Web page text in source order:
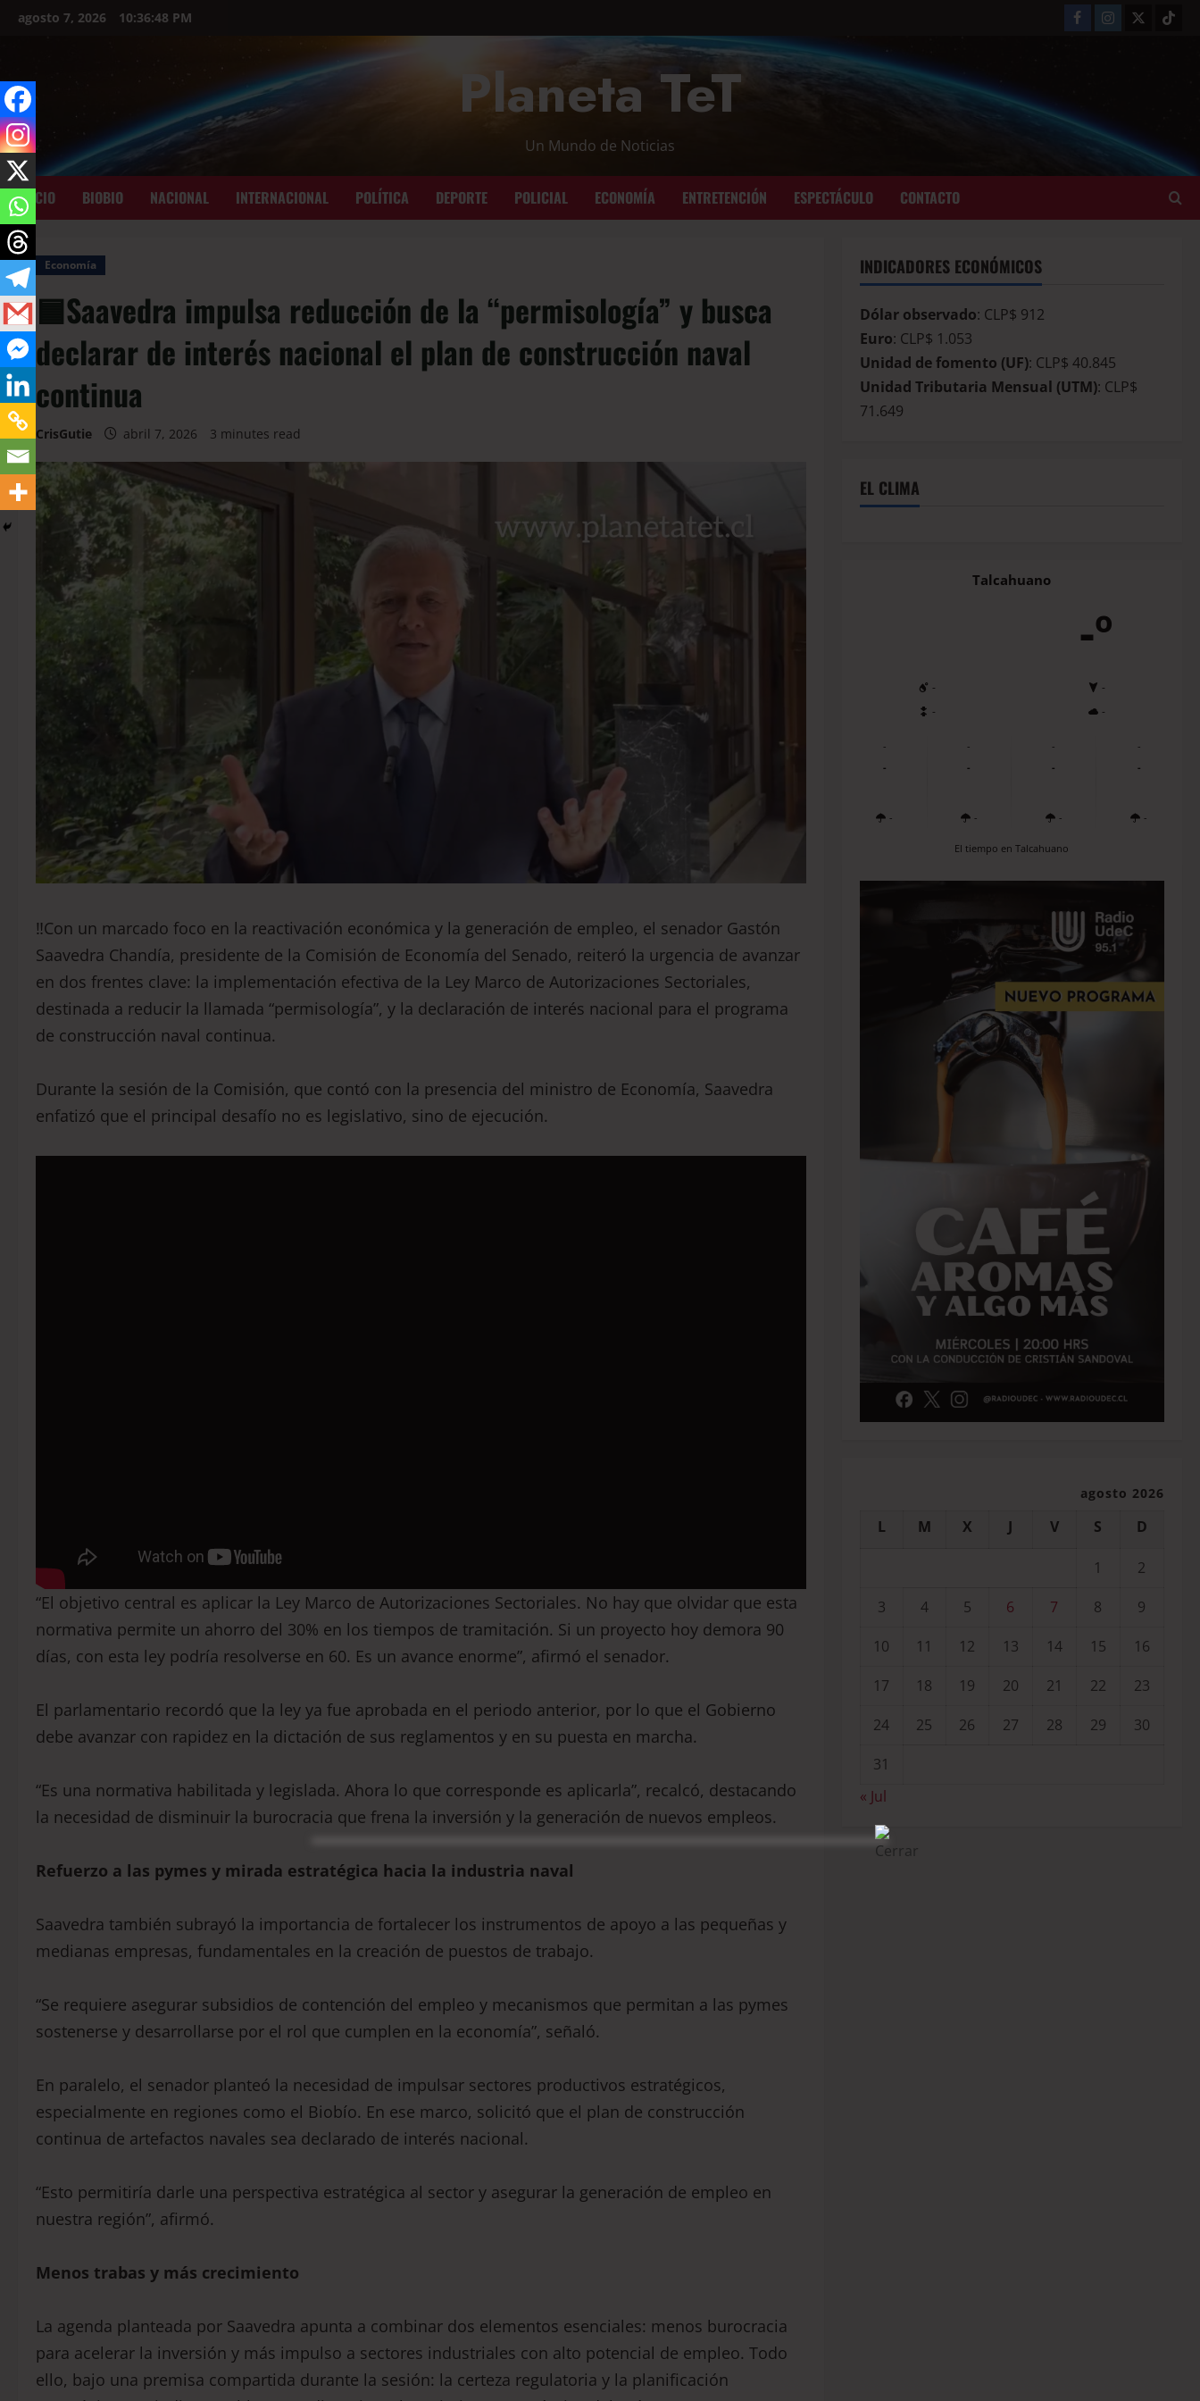
agosto 7, 2026 10:36:50 PM
Planeta TeT
Un Mundo de Noticias
INICIO BIOBIO NACIONAL INTERNACIONAL POLÍTICA DEPORTE POLICIAL ECONOMÍA ENTRETENCIÓN ESPECTÁCULO CONTACTO
Economía
🟦Saavedra impulsa reducción de la “permisología” y busca
declarar de interés nacional el plan de construcción naval
continua
CrisGutie abril 7, 2026 3 minutes read
‼️Con un marcado foco en la reactivación económica y la generación de empleo, el senador Gastón
Saavedra Chandía, presidente de la Comisión de Economía del Senado, reiteró la urgencia de avanzar
en dos frentes clave: la implementación efectiva de la Ley Marco de Autorizaciones Sectoriales,
destinada a reducir la llamada “permisología”, y la declaración de interés nacional para el programa
de construcción naval continua.
Durante la sesión de la Comisión, que contó con la presencia del ministro de Economía, Saavedra
enfatizó que el principal desafío no es legislativo, sino de ejecución.
“El objetivo central es aplicar la Ley Marco de Autorizaciones Sectoriales. No hay que olvidar que esta
normativa permite un ahorro del 30% en los tiempos de tramitación. Si un proyecto hoy demora 90
días, con esta ley podría resolverse en 60. Es un avance enorme”, afirmó el senador.
El parlamentario recordó que la ley ya fue aprobada en el periodo anterior, por lo que el Gobierno
debe avanzar con rapidez en la dictación de sus reglamentos y en su puesta en marcha.
“Es una normativa habilitada y legislada. Ahora lo que corresponde es aplicarla”, recalcó, destacando
la necesidad de disminuir la burocracia que frena la inversión y la generación de nuevos empleos.
Refuerzo a las pymes y mirada estratégica hacia la industria naval
Saavedra también subrayó la importancia de fortalecer los instrumentos de apoyo a las pequeñas y
medianas empresas, fundamentales en la creación de puestos de trabajo.
“Se requiere asegurar subsidios de contención del empleo y mecanismos que permitan a las pymes
sostenerse y desarrollarse por el rol que cumplen en la economía”, señaló.
En paralelo, el senador planteó la necesidad de impulsar sectores productivos estratégicos,
especialmente en regiones como el Biobío. En ese marco, solicitó que el plan de construcción
continua de artefactos navales sea declarado de interés nacional.
“Esto permitiría darle una perspectiva estratégica al sector y asegurar la generación de empleo en
nuestra región”, afirmó.
Menos trabas y más crecimiento
La agenda planteada por Saavedra apunta a combinar dos elementos esenciales: menos burocracia
para acelerar la inversión y más impulso a sectores industriales con alto potencial de empleo. Todo
ello, bajo una premisa compartida durante la sesión: la certeza regulatoria y la planificación
INDICADORES ECONÓMICOS
Dólar observado: CLP$ 912
Euro: CLP$ 1.053
Unidad de fomento (UF): CLP$ 40.845
Unidad Tributaria Mensual (UTM): CLP$
71.649
EL CLIMA
Talcahuano
-º
-
-
-
-
-
-
-
-
-
-
-
-
-
-
-
-
El tiempo en Talcahuano
agosto 2026
L M X J V S D
1
2
3
4 5 6 7 8
9
10
11 12 13 14 15
16
17
18 19 20 21 22
23
24
25 26 27 28 29
30
31
« Jul